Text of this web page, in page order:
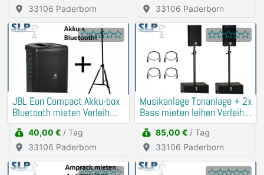
33106 Paderborn
33106 Paderborn
JBL Eon Compact Akku-box
Bluetooth mieten Verleih
(Traurede, Demo)
40,00 € / Tag
33106 Paderborn
Musikanlage Tonanlage + 2x
Bass mieten leihen Verleih
Beschallung
85,00 € / Tag
33106 Paderborn